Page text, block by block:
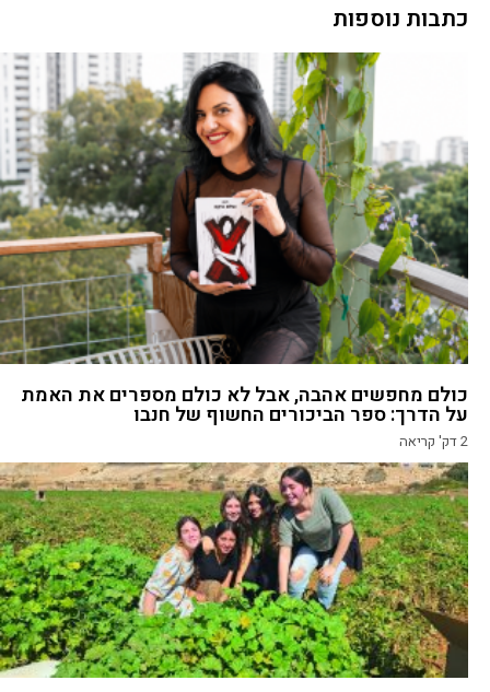
כתבות נוספות
כולם מחפשים אהבה, אבל לא כולם מספרים את האמת
על הדרך: ספר הביכורים החשוף של חנבו
2דק' קריאה